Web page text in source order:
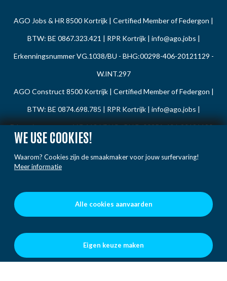
WE USE COOKIES!
Waarom? Cookies zijn de smaakmaker voor jouw surfervaring!
Meer informatie
Alle cookies aanvaarden
Eigen keuze maken
AGO Jobs & HR 8500 Kortrijk | Certified Member of Federgon |
BTW: BE 0867.323.421 | RPR Kortrijk | info@ago.jobs |
Erkenningsnummer VG.1038/BU - BHG:00298-406-20121129 -
W.INT.297
AGO Construct 8500 Kortrijk | Certified Member of Federgon |
BTW: BE 0874.698.785 | RPR Kortrijk | info@ago.jobs |
Erkenningsnummer VG.1136/BUC - BHG: 00251-406-20121120 -
AGO France | BTW: FR48 420 295 289 | 14 rue de la Cloche -
Privacy Policy
Cookie Policy
Gedragsregels